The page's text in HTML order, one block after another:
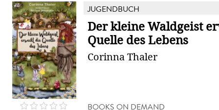
JUGENDBUCH
Der kleine Waldgeist
Quelle des Lebens
Corinna Thaler
BOOKS ON DEMAND